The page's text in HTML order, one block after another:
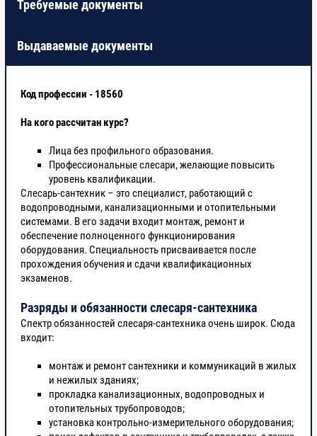
Требуемые документы
Выдаваемые документы
Код профессии - 18560
На кого рассчитан курс?
Лица без профильного образования.
Профессиональные слесари, желающие повысить
уровень квалификации.
Слесарь-сантехник – это специалист, работающий с
водопроводными, канализационными и отопительными
системами. В его задачи входит монтаж, ремонт и
обеспечение полноценного функционирования
оборудования. Специальность присваивается после
прохождения обучения и сдачи квалификационных
экзаменов.
Разряды и обязанности слесаря-сантехника
Спектр обязанностей слесаря-сантехника очень широк. Сюда
входит:
монтаж и ремонт сантехники и коммуникаций в жилых
и нежилых зданиях;
прокладка канализационных, водопроводных и
отопительных трубопроводов;
установка контрольно-измерительного оборудования;